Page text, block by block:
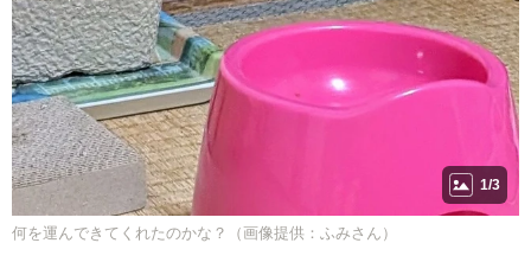
1/3
何を運んできてくれたのかな？（画像提供：ふみさん）